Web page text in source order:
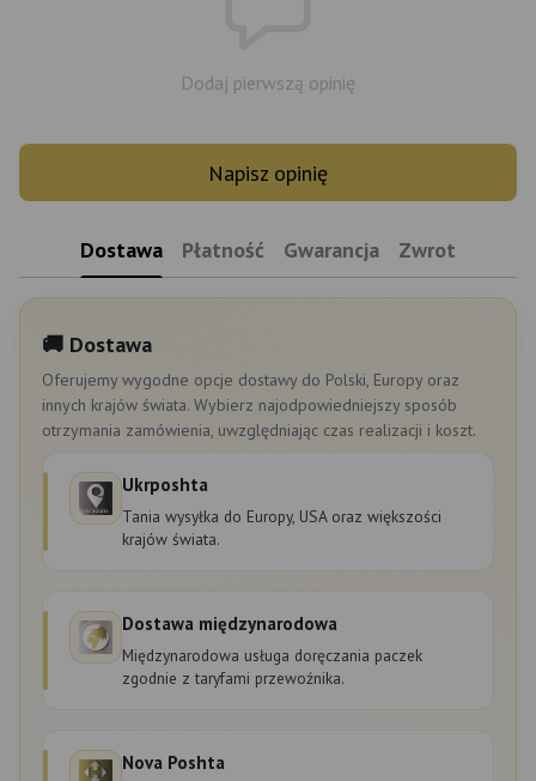
Dodaj pierwszą opinię
Napisz opinię
Dostawa Płatność Gwarancja Zwrot
🚚 Dostawa
Oferujemy wygodne opcje dostawy do Polski, Europy oraz
innych krajów świata. Wybierz najodpowiedniejszy sposób
otrzymania zamówienia, uwzględniając czas realizacji i koszt.
Ukrposhta
Tania wysyłka do Europy, USA oraz większości
krajów świata.
Dostawa międzynarodowa
Międzynarodowa usługa doręczania paczek
zgodnie z taryfami przewoźnika.
Nova Poshta